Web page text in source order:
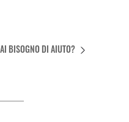
BISOGNO DI AIUTO?